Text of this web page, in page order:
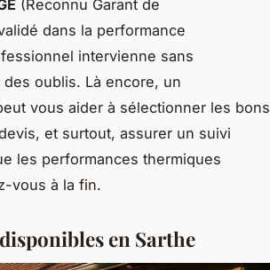
(Reconnu Garant de
dans la performance
intervienne sans
oublis. Là encore, un
vous aider à sélectionner les bons
et surtout, assurer un suivi
les performances thermiques
vous à la fin.
en Sarthe